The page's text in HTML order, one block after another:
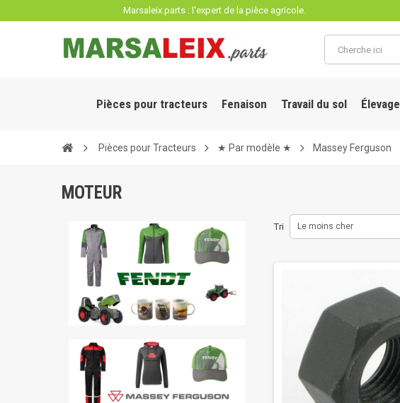
Marsaleix.parts : l'expert de la pièce agricole.
Pièces pour tracteurs Fenaison Travail du sol Élevage
Pièces pour Tracteurs ★ Par modèle ★ Massey Ferguson
MOTEUR
Tri Le moins cher
Panneau de gestion des cookies